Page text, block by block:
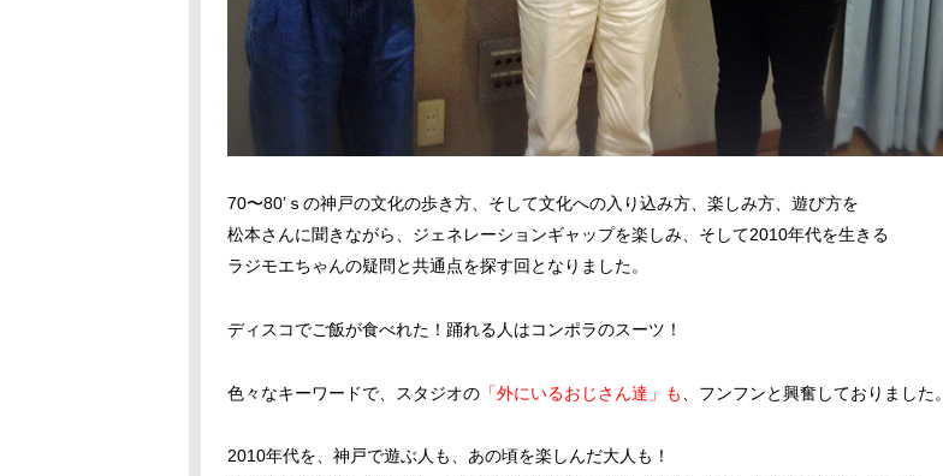
70〜80’ｓの神戸の文化の歩き方、そして文化への入り込み方、楽しみ方、遊び方を
松本さんに聞きながら、ジェネレーションギャップを楽しみ、そして2010年代を生きる
ラジモエちゃんの疑問と共通点を探す回となりました。
ディスコでご飯が食べれた！踊れる人はコンポラのスーツ！
色々なキーワードで、スタジオの 「外にいるおじさん達」も 、フンフンと興奮しておりました。
2010年代を、神戸で遊ぶ人も、あの頃を楽しんだ大人も！